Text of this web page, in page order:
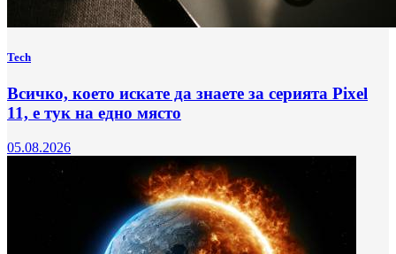
Tech
Всичко, което искате да знаете за серията Pixel
11, е тук на едно място
05.08.2026